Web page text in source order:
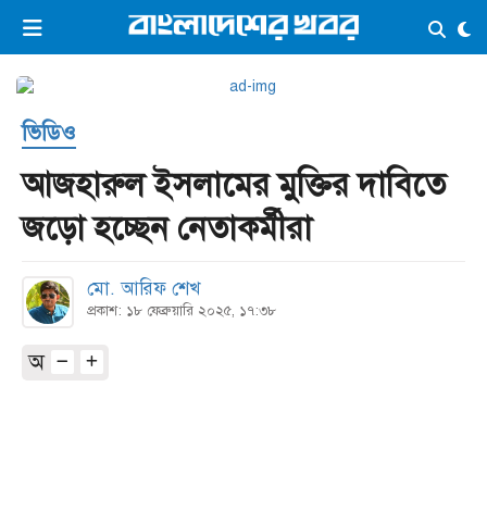
ভিডিও ই-পেপার লগইন ×
প্রচ্ছদ
সর্বশেষ
সব বিভাগ
আর্কাইভ
কনভার্টার
ভিডিও
আজহারুল ইসলামের মুক্তির দাবিতে
জড়ো হচ্ছেন নেতাকর্মীরা
মো. আরিফ শেখ
প্রকাশ: ১৮ ফেব্রুয়ারি ২০২৫, ১৭:৩৮
অ